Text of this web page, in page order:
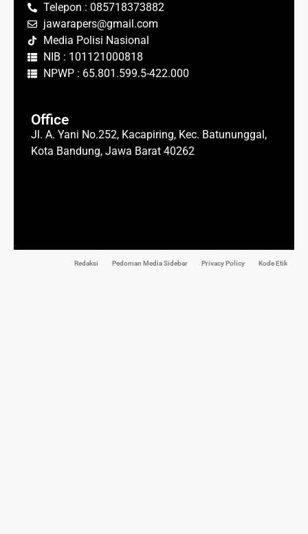
Telepon : 085718373882
jawarapers@gmail.com
Media Polisi Nasional
NIB : 101121000818
NPWP : 65.801.599.5-422.000
Office
Jl. A. Yani No.252, Kacapiring, Kec. Batununggal,
Kota Bandung, Jawa Barat 40262
Redaksi Pedoman Media Sidebar Privacy Policy Kode Etik